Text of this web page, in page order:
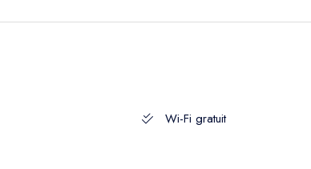
Wi-Fi gratuit